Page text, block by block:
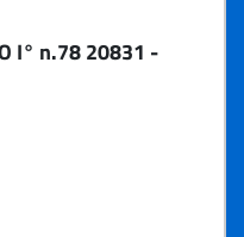
I° n.78 20831 -